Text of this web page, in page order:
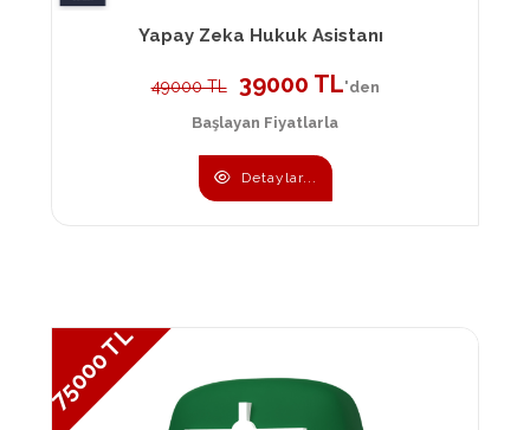
Yapay Zeka Hukuk Asistanı
49000 TL 39000 TL'den
Başlayan Fiyatlarla
Detaylar...
75000 TL